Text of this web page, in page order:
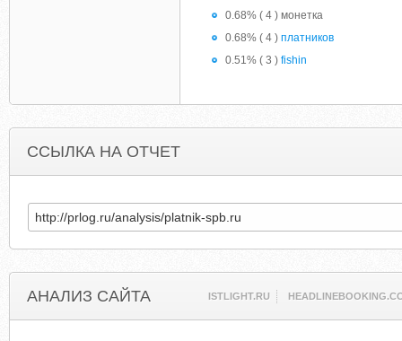
0.68% ( 4 ) монетка
0.68% ( 4 ) платников
0.51% ( 3 ) fishin
ССЫЛКА НА ОТЧЕТ
АНАЛИЗ САЙТА ISTLIGHT.RU